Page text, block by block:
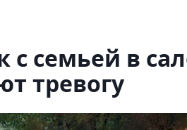
семьей в
тревогу